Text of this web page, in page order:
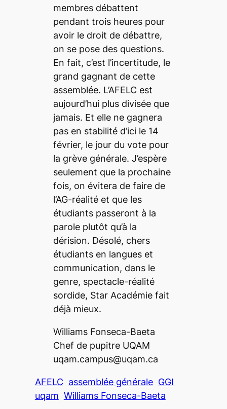
membres débattent
pendant trois heures pour
avoir le droit de débattre,
on se pose des questions.
En fait, c’est l’incertitude, le
grand gagnant de cette
assemblée. L’AFELC est
aujourd’hui plus divisée que
jamais. Et elle ne gagnera
pas en stabilité d’ici le 14
février, le jour du vote pour
la grève générale. J’espère
seulement que la prochaine
fois, on évitera de faire de
l’AG-réalité et que les
étudiants passeront à la
parole plutôt qu’à la
dérision. Désolé, chers
étudiants en langues et
communication, dans le
genre, spectacle-réalité
sordide, Star Académiefait
déjà mieux.
Williams Fonseca-Baeta
Chef de pupitre UQAM
uqam.campus@uqam.ca
AFELC assemblée générale GGI
uqam Williams Fonseca-Baeta